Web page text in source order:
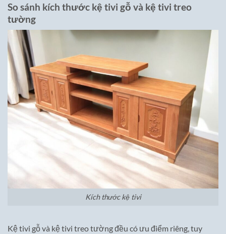
So sánh kích thước kệ tivi gỗ và kệ tivi treo
tường
Kích thước kệ tivi
Kệ tivi gỗ và kệ tivi treo tường đều có ưu điểm riêng, tuy